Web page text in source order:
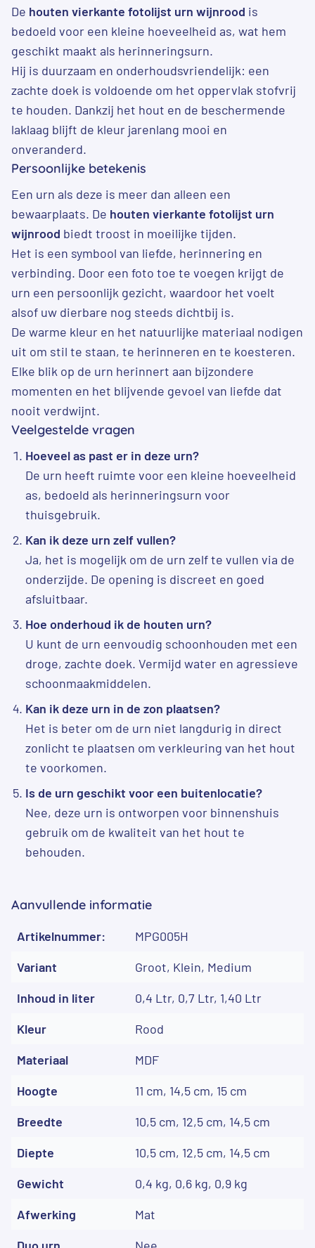
De houten vierkante fotolijst urn wijnrood is
bedoeld voor een kleine hoeveelheid as, wat hem
geschikt maakt als herinneringsurn.
Hij is duurzaam en onderhoudsvriendelijk: een
zachte doek is voldoende om het oppervlak stofvrij
te houden. Dankzij het hout en de beschermende
laklaag blijft de kleur jarenlang mooi en
onveranderd.
Persoonlijke betekenis
Een urn als deze is meer dan alleen een
bewaarplaats. De houten vierkante fotolijst urn
wijnrood biedt troost in moeilijke tijden.
Het is een symbool van liefde, herinnering en
verbinding. Door een foto toe te voegen krijgt de
urn een persoonlijk gezicht, waardoor het voelt
alsof uw dierbare nog steeds dichtbij is.
De warme kleur en het natuurlijke materiaal nodigen
uit om stil te staan, te herinneren en te koesteren.
Elke blik op de urn herinnert aan bijzondere
momenten en het blijvende gevoel van liefde dat
nooit verdwijnt.
Veelgestelde vragen
Hoeveel as past er in deze urn?
De urn heeft ruimte voor een kleine hoeveelheid
as, bedoeld als herinneringsurn voor
thuisgebruik.
Kan ik deze urn zelf vullen?
Ja, het is mogelijk om de urn zelf te vullen via de
onderzijde. De opening is discreet en goed
afsluitbaar.
Hoe onderhoud ik de houten urn?
U kunt de urn eenvoudig schoonhouden met een
droge, zachte doek. Vermijd water en agressieve
schoonmaakmiddelen.
Kan ik deze urn in de zon plaatsen?
Het is beter om de urn niet langdurig in direct
zonlicht te plaatsen om verkleuring van het hout
te voorkomen.
Is de urn geschikt voor een buitenlocatie?
Nee, deze urn is ontworpen voor binnenshuis
gebruik om de kwaliteit van het hout te
behouden.
Aanvullende informatie
Artikelnummer:
MPG005H
Variant
Groot, Klein, Medium
Inhoud in liter
0,4 Ltr, 0,7 Ltr, 1,40 Ltr
Kleur
Rood
Materiaal
MDF
Hoogte
11 cm, 14,5 cm, 15 cm
Breedte
10,5 cm, 12,5 cm, 14,5 cm
Diepte
10,5 cm, 12,5 cm, 14,5 cm
Gewicht
0,4 kg, 0,6 kg, 0,9 kg
Afwerking
Mat